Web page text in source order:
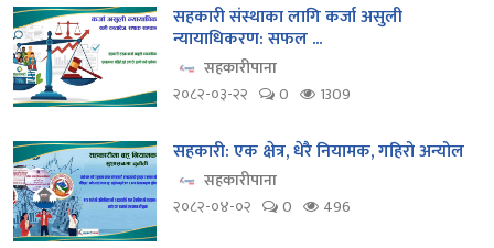
सहकारी संस्थाका लागि कर्जा असुली
न्यायाधिकरण: सफल ...
सहकारीपाना
२०८२-०३-२२
0 1309
सहकारी: एक क्षेत्र, धेरै नियामक, गहिरो अन्योल
सहकारीपाना
२०८२-०४-०२
0 496